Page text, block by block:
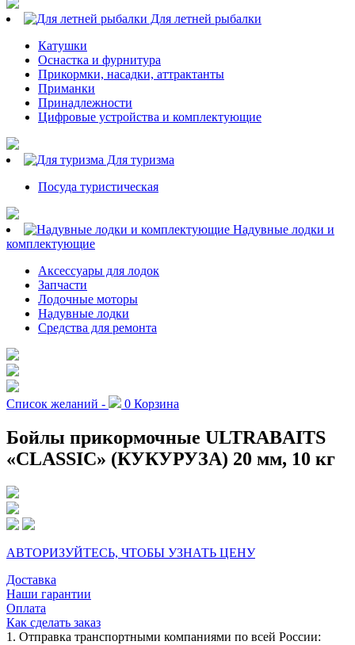
Для летней рыбалки
Катушки
Оснастка и фурнитура
Прикормки, насадки, аттрактанты
Приманки
Принадлежности
Цифровые устройства и комплектующие
Для туризма
Посуда туристическая
Надувные лодки и
комплектующие
Аксессуары для лодок
Запчасти
Лодочные моторы
Надувные лодки
Средства для ремонта
Список желаний - 0 Корзина
Бойлы прикормочные ULTRABAITS
«CLASSIC» (КУКУРУЗА) 20 мм, 10 кг
АВТОРИЗУЙТЕСЬ, ЧТОБЫ УЗНАТЬ ЦЕНУ
Доставка
Наши гарантии
Оплата
Как сделать заказ
1. Отправка транспортными компаниями по всей России: